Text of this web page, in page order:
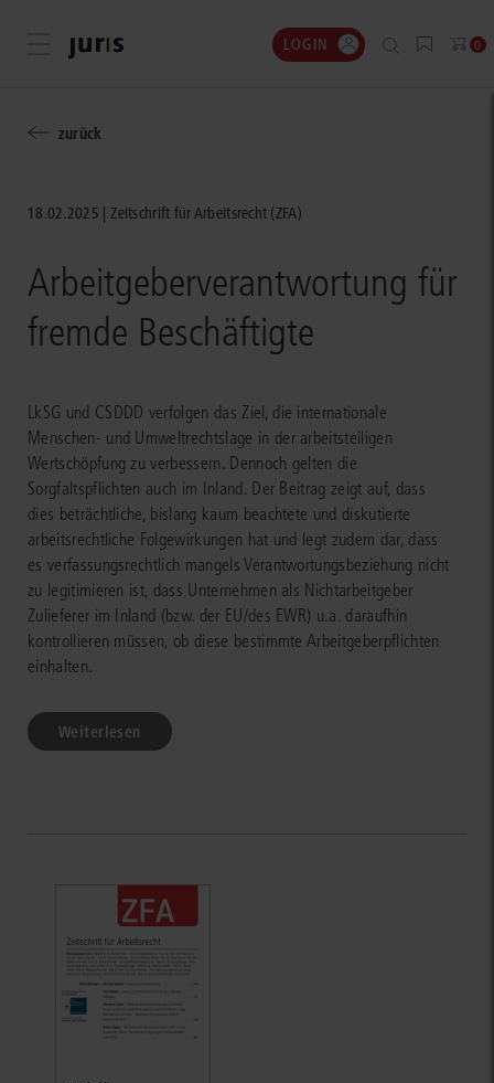
Menü öffnen LOGIN 0
zurück
18.02.2025 Zeitschrift für Arbeitsrecht (ZFA)
Arbeitgeberverantwortung für
fremde Beschäftigte
LkSG und CSDDD verfolgen das Ziel, die internationale
Menschen- und Umweltrechtslage in der arbeitsteiligen
Wertschöpfung zu verbessern. Dennoch gelten die
Sorgfaltspflichten auch im Inland. Der Beitrag zeigt auf, dass
dies beträchtliche, bislang kaum beachtete und diskutierte
arbeitsrechtliche Folgewirkungen hat und legt zudem dar, dass
es verfassungsrechtlich mangels Verantwortungsbeziehung nicht
zu legitimieren ist, dass Unternehmen als Nichtarbeitgeber
Zulieferer im Inland (bzw. der EU/des EWR) u.a. daraufhin
kontrollieren müssen, ob diese bestimmte Arbeitgeberpflichten
einhalten.
Weiterlesen